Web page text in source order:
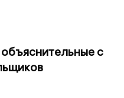
с